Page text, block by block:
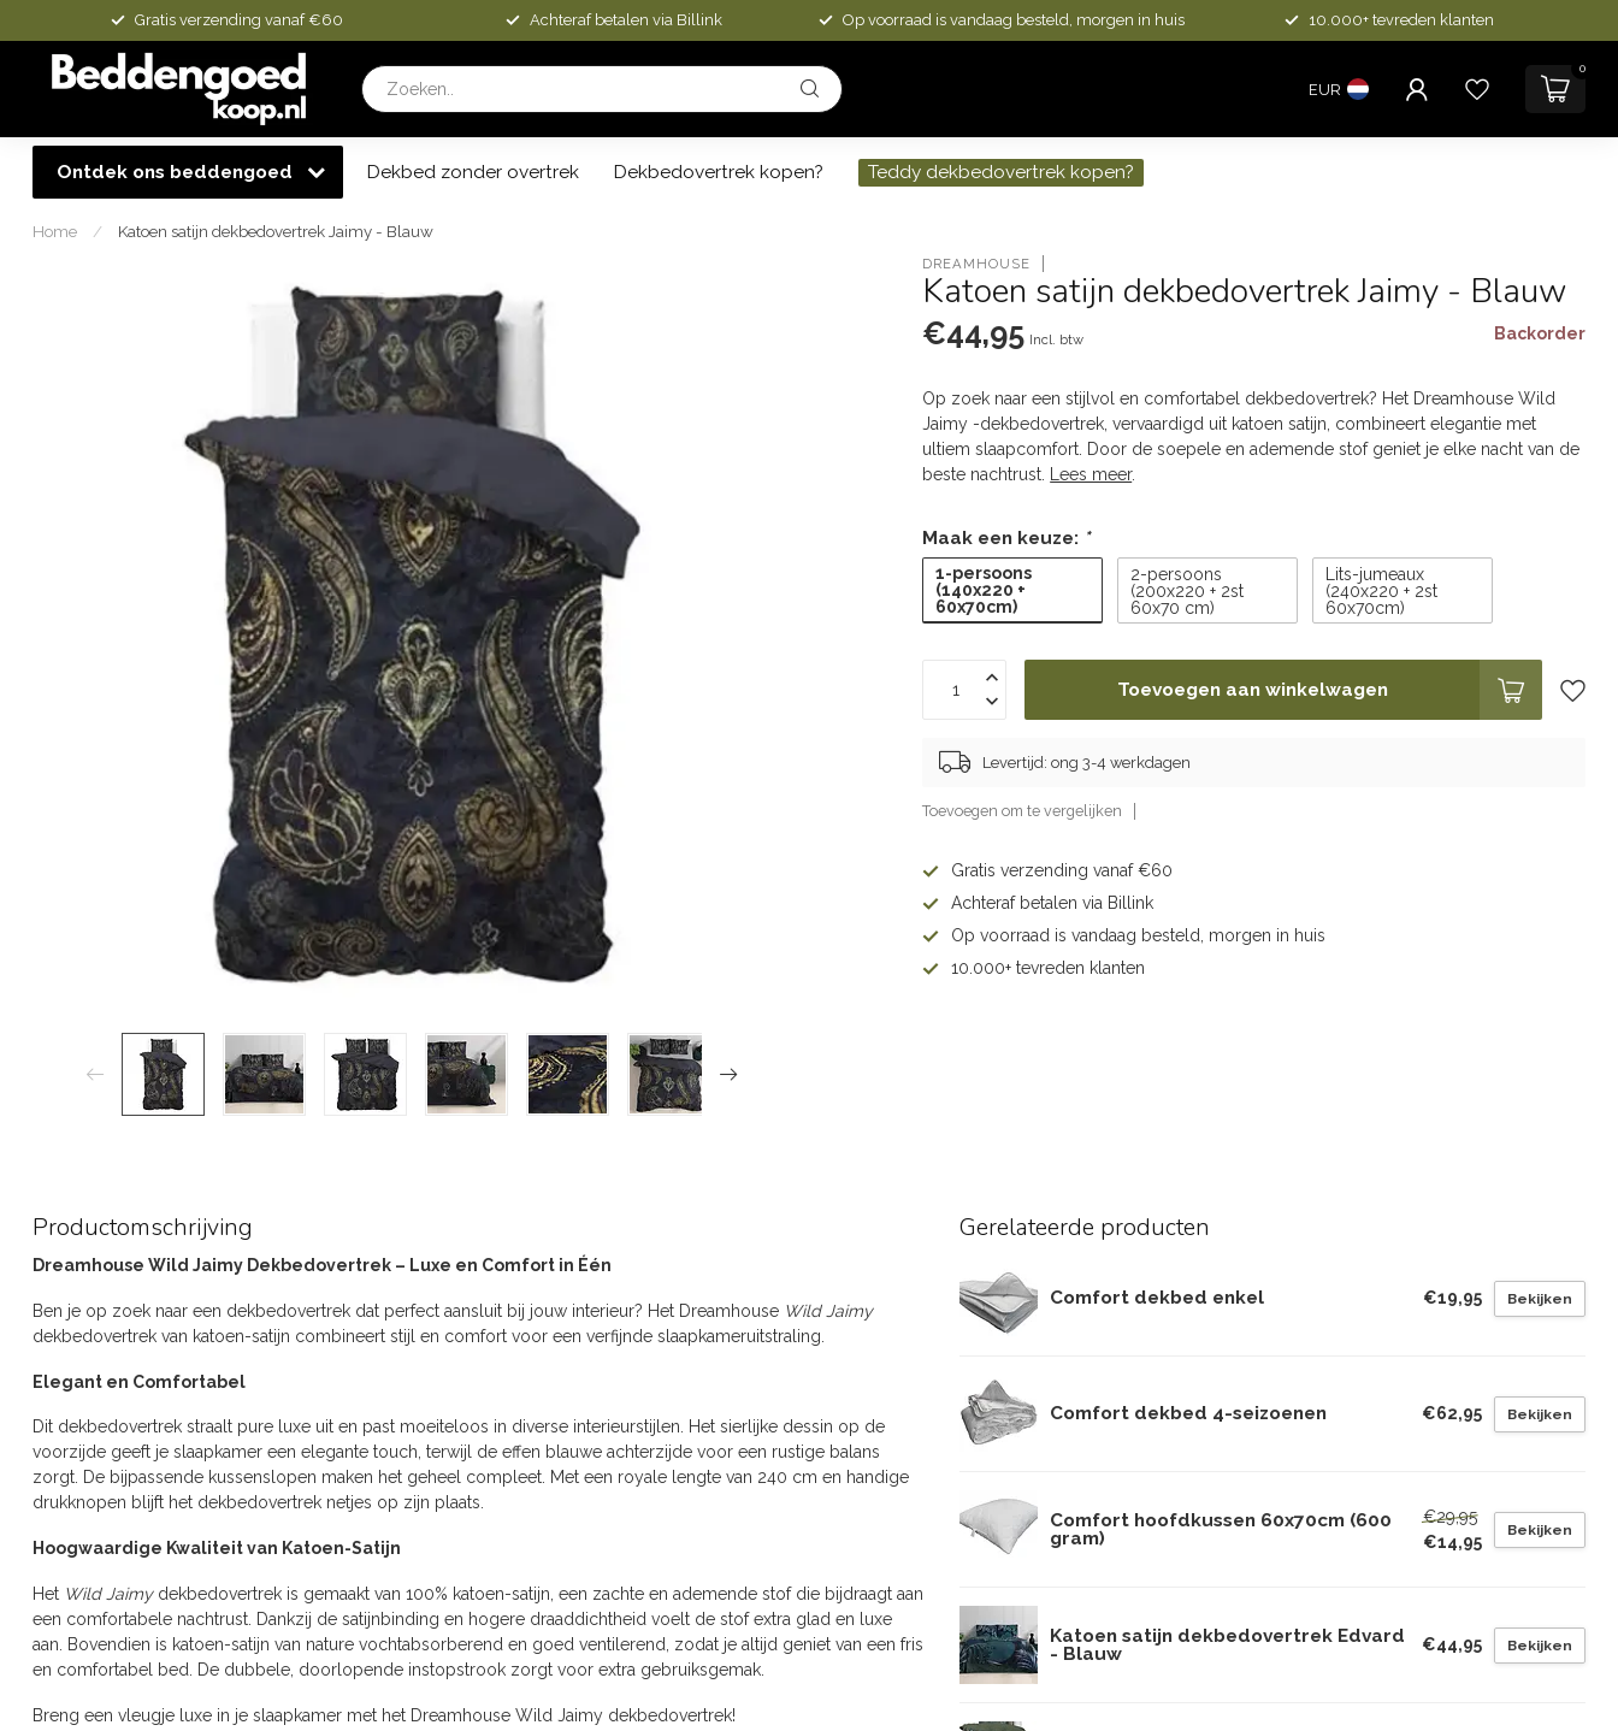
Gratis verzending vanaf €60 Achteraf betalen via Billink Op voorraad is vandaag besteld, morgen in huis 10.000+ tevreden klanten
EUR
0
Ontdek ons beddengoed Dekbed zonder overtrek Dekbedovertrek kopen? Teddy dekbedovertrek kopen?
Home / Katoen satijn dekbedovertrek Jaimy - Blauw
DREAMHOUSE
Katoen satijn dekbedovertrek Jaimy - Blauw
€44,95 Incl. btw Backorder
Op zoek naar een stijlvol en comfortabel dekbedovertrek? Het Dreamhouse Wild
Jaimy -dekbedovertrek, vervaardigd uit katoen satijn, combineert elegantie met
ultiem slaapcomfort. Door de soepele en ademende stof geniet je elke nacht van de
beste nachtrust.
Lees meer.
Maak een keuze: *
1-persoons
(140x220 +
60x70cm)
2-persoons
(200x220 + 2st
60x70 cm)
Lits-jumeaux
(240x220 + 2st
60x70cm)
Toevoegen aan winkelwagen
Levertijd: ong 3-4 werkdagen
Toevoegen om te vergelijken
Gratis verzending vanaf €60
Achteraf betalen via Billink
Op voorraad is vandaag besteld, morgen in huis
10.000+ tevreden klanten
Productomschrijving
Dreamhouse Wild Jaimy Dekbedovertrek – Luxe en Comfort in Één
Ben je op zoek naar een dekbedovertrek dat perfect aansluit bij jouw interieur? Het Dreamhouse Wild Jaimy
dekbedovertrek van katoen-satijn combineert stijl en comfort voor een verfijnde slaapkameruitstraling.
Elegant en Comfortabel
Dit dekbedovertrek straalt pure luxe uit en past moeiteloos in diverse interieurstijlen. Het sierlijke dessin op de
voorzijde geeft je slaapkamer een elegante touch, terwijl de effen blauwe achterzijde voor een rustige balans
zorgt. De bijpassende kussenslopen maken het geheel compleet. Met een royale lengte van 240 cm en handige
drukknopen blijft het dekbedovertrek netjes op zijn plaats.
Hoogwaardige Kwaliteit van Katoen-Satijn
Het Wild Jaimydekbedovertrek is gemaakt van 100% katoen-satijn, een zachte en ademende stof die bijdraagt aan
een comfortabele nachtrust. Dankzij de satijnbinding en hogere draaddichtheid voelt de stof extra glad en luxe
aan. Bovendien is katoen-satijn van nature vochtabsorberend en goed ventilerend, zodat je altijd geniet van een fris
en comfortabel bed. De dubbele, doorlopende instopstrook zorgt voor extra gebruiksgemak.
Breng een vleugje luxe in je slaapkamer met het Dreamhouse Wild Jaimy dekbedovertrek!
Gerelateerde producten
Comfort dekbed enkel €19,95 Bekijken
Comfort dekbed 4-seizoenen €62,95 Bekijken
Comfort hoofdkussen 60x70cm (600
gram)
€29,95
€14,95
Bekijken
Katoen satijn dekbedovertrek Edvard
- Blauw
€44,95 Bekijken